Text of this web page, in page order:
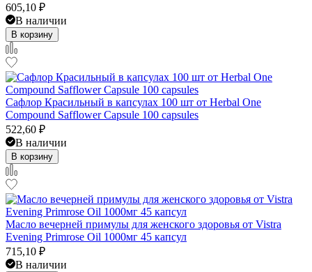
605,10 ₽
В наличии
В корзину
Сафлор Красильный в капсулах 100 шт от Herbal One
Compound Safflower Capsule 100 capsules
522,60 ₽
В наличии
В корзину
Масло вечерней примулы для женского здоровья от Vistra
Evening Primrose Oil 1000мг 45 капсул
715,10 ₽
В наличии